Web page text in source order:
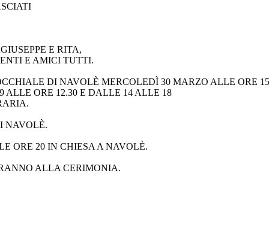
E RITA,
E AMICI TUTTI.
DI NAVOLÈ MERCOLEDÌ 30 MARZO ALLE ORE
ORE 12.30 E DALLE 14 ALLE 18
NAVOLÈ.
ORE 20 IN CHIESA A NAVOLÈ.
ALLA CERIMONIA.